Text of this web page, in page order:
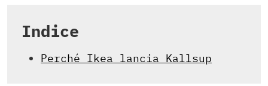
Indice
Perché Ikea lancia Kallsup